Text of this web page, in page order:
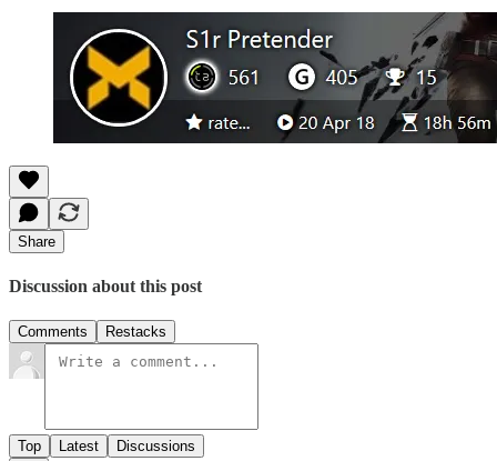
Share
Discussion about this post
Comments Restacks
Top Latest Discussions